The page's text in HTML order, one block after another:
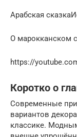
Арабская
О марокканском
https://
Коротко о
Современные
вариантов
классике.